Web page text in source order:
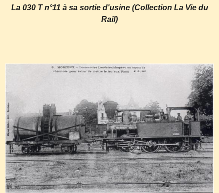
La 030 T n°11 à sa sortie d'usine (Collection La Vie du
Rail)